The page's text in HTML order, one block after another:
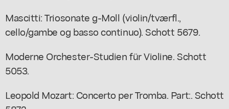
Mascitti: Triosonate g-Moll (violin/tværfl.,
cello/gambe og basso continuo). Schott 5679.
Moderne Orchester-Studien für Violine. Schott
5053.
Leopold Mozart: Concerto per Tromba. Part:. Schott